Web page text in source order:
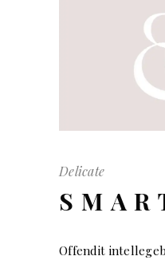
Delicate
Offendit